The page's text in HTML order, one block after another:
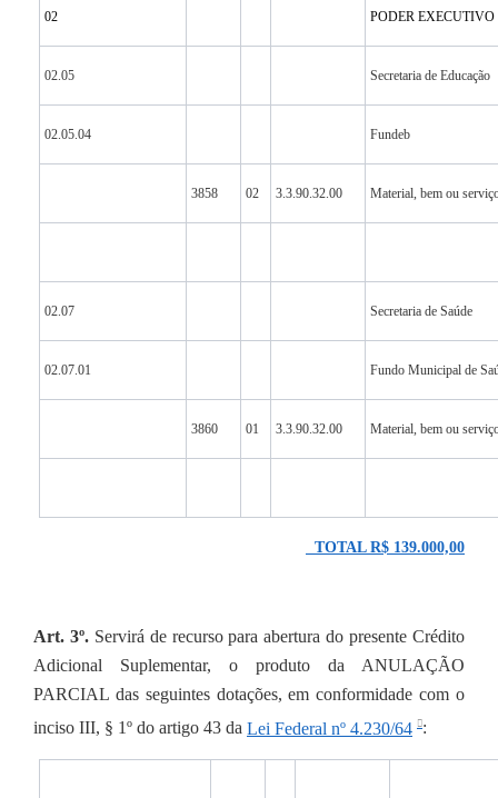
02 PODER EXECUTIVO
02.05 Secretaria de Educação
02.05.04 Fundeb
3858 02 3.3.90.32.00 Material, bem ou
02.07 Secretaria de Saúde
02.07.01 Fundo Municipal de
3860 01 3.3.90.32.00 Material, bem ou
TOTAL R$ 139.000,00
Art. 3º.Servirá de recurso para abertura do presente Crédito
Adicional Suplementar, o produto da ANULAÇÃO
PARCIAL das seguintes dotações, em conformidade com o
inciso III, § 1º do artigo 43 da Lei Federal nº 4.230/64 :